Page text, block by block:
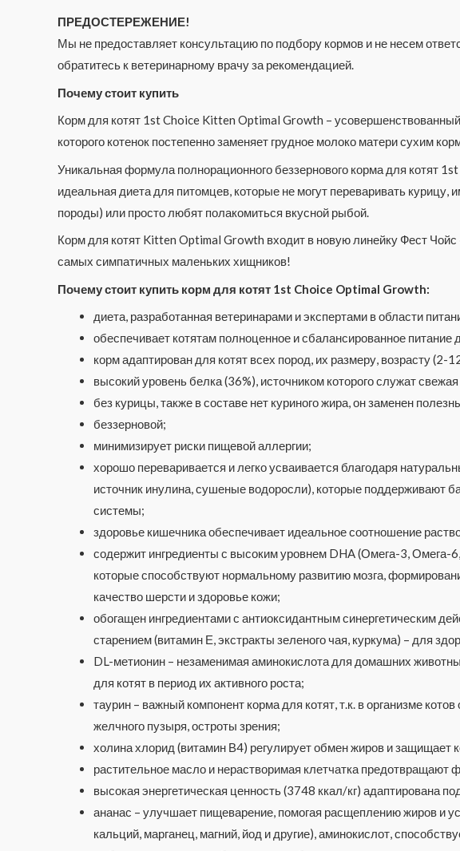
ПРЕДОСТЕРЕЖЕНИЕ!
Мы не предоставляет консультацию по подбору кормов и не несем
обратитесь к ветеринарному врачу за рекомендацией.
Почему стоит купить
Корм для котят 1st Choice Kitten Optimal Growth –
которого котенок постепенно заменяет грудное молоко матери сухим
Уникальная формула полнорационного беззернового корма для котят
идеальная диета для питомцев, которые не могут переваривать
породы) или просто любят полакомиться вкусной рыбой.
Корм для котят Kitten Optimal Growth входит в новую линейку Фест
самых симпатичных маленьких хищников!
Почему стоит купить корм для котят 1st Choice Optimal Growth:
диета, разработанная ветеринарами и экспертами в области
обеспечивает котятам полноценное и сбалансированное питание
корм адаптирован для котят всех пород, их размеру, возрасту
высокий уровень белка (36%), источником которого служат
без курицы, также в составе нет куриного жира, он заменен
беззерновой;
минимизирует риски пищевой аллергии;
хорошо переваривается и легко усваивается благодаря
источник инулина, сушеные водоросли), которые
системы;
здоровье кишечника обеспечивает идеальное соотношение
содержит ингредиенты с высоким уровнем DHA (Омега-3, Омега-
которые способствуют нормальному развитию мозга,
качество шерсти и здоровье кожи;
обогащен ингредиентами с антиоксидантным синергетическим
старением (витамин Е, экстракты зеленого чая, куркума) – для
DL-метионин – незаменимая аминокислота для домашних
для котят в период их активного роста;
таурин – важный компонент корма для котят, т.к. в организме
желчного пузыря, остроты зрения;
холина хлорид (витамин В4) регулирует обмен жиров и защищает
растительное масло и нерастворимая клетчатка
высокая энергетическая ценность (3748 ккал/кг) адаптирована
ананас – улучшает пищеварение, помогая расщеплению жиров и
кальций, марганец, магний, йод и другие), аминокислот,